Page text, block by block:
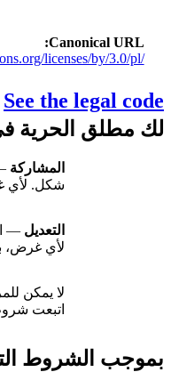
Canonical URL
licenses/by/3.0/pl/
See the legal code
لك مطلق الحرية
المشاركة
شكل. لأي
التعديل —
لأي غرض،
لا يمكن
اتبعت
بموجب الشروط